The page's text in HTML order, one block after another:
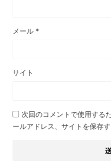
メール *
サイト
次回のコメントで使用する
ールアドレス、サイトを保存す